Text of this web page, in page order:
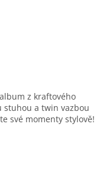
z kraftového
stuhou a twin vazbou
své momenty stylově!